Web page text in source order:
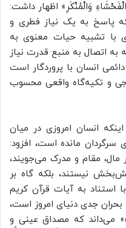
وَالْمُنْکَرِ» اظهار داشت:
پاسخ به یک نیاز فطری و
با تشبیه حیات معنوی به
به اتصال به منبع قدرت نیاز
انسان با پروردگار است
و تکیه‌گاه واقعی محسوب
انسان امروزی در میان
سرگردان مانده است، افزود:
مال، مقام و مدرک می‌جویند،
نیستند، بلکه گاه بر
استناد به آیات قرآن کریم
جدی دنیای امروز است،
می‌داند که مصداق عینی و